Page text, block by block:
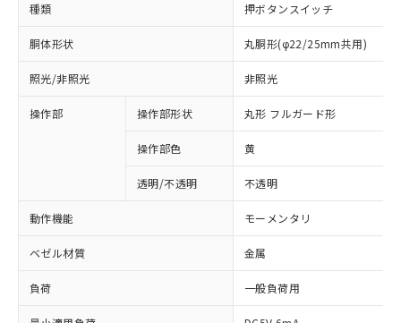
種類 押ボタンスイッチ
胴体形状 丸胴形(φ22/25mm共用)
照光/非照光 非照光
操作部 操作部形状 丸形 フルガード形
操作部色 黄
透明/不透明 不透明
動作機能 モーメンタリ
ベゼル材質 金属
負荷 一般負荷用